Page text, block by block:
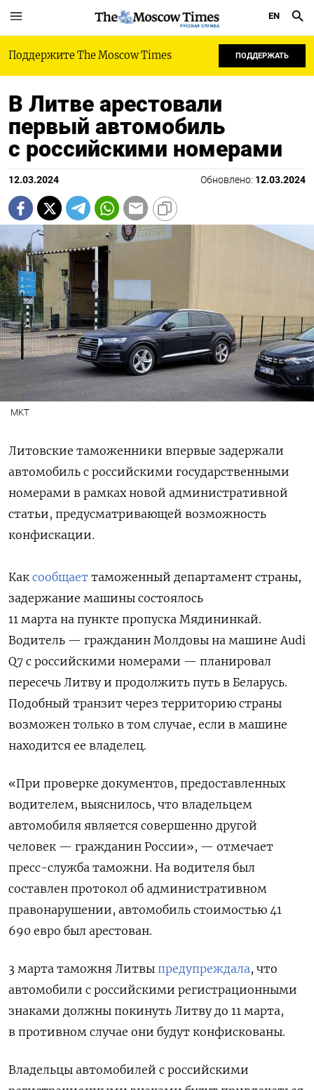
РУССКАЯ СЛУЖБА
EN
Поддержите The Moscow Times ПОДДЕРЖАТЬ
В Литве арестовали
первый автомобиль
с российскими номерами
12.03.2024 Обновлено: 12.03.2024
MKT
Литовские таможенники впервые задержали
автомобиль с российскими государственными
номерами в рамках новой административной
статьи, предусматривающей возможность
конфискации.
Как сообщает таможенный департамент страны,
задержание машины состоялось
11 марта на пункте пропуска Мядининкай.
Водитель — гражданин Молдовы на машине Audi
Q7 с российскими номерами — планировал
пересечь Литву и продолжить путь в Беларусь.
Подобный транзит через территорию страны
возможен только в том случае, если в машине
находится ее владелец.
«При проверке документов, предоставленных
водителем, выяснилось, что владельцем
автомобиля является совершенно другой
человек — гражданин России», — отмечает
пресс-служба таможни. На водителя был
составлен протокол об административном
правонарушении, автомобиль стоимостью 41
690 евро был арестован.
3 марта таможня Литвы предупреждала, что
автомобили с российскими регистрационными
знаками должны покинуть Литву до 11 марта,
в противном случае они будут конфискованы.
Владельцы автомобилей с российскими